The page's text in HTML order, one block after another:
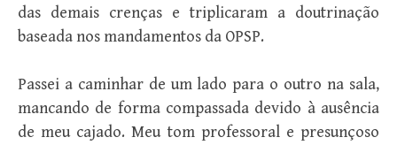
das demais crenças e triplicaram a doutrinação
baseada nos mandamentos da OPSP.
Passei a caminhar de um lado para o outro na sala,
mancando de forma compassada devido à ausência
de meu cajado. Meu tom professoral e presunçoso